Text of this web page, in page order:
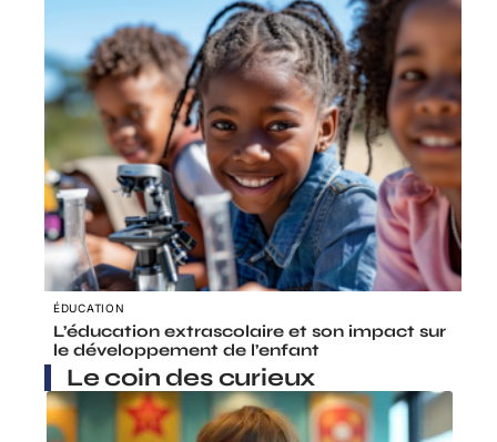
ÉDUCATION
L’éducation extrascolaire et son impact sur
le développement de l’enfant
Le coin des curieux